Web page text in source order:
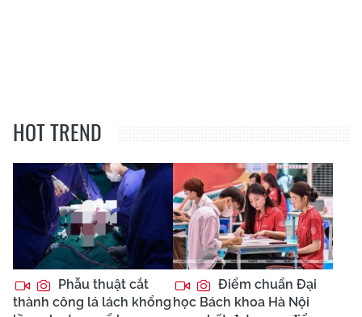
HOT TREND
Phẫu thuật cắt
thành công lá lách khổng
Điểm chuẩn Đại
học Bách khoa Hà Nội